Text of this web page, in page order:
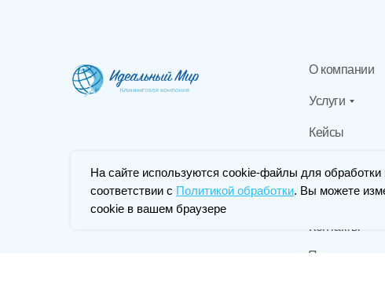
На сайте используются cookie-файлы для
соответствии с Политикой обработки. Вы можете
cookie в вашем браузере
Услуги
О компании
Кейсы
Блог
Контакты
Партнерская